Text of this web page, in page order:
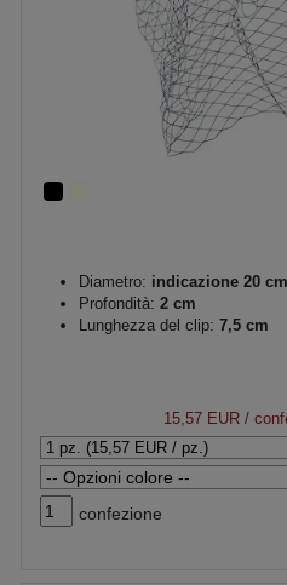
Diametro: indicazione 20 cm
Profondità: 2 cm
Lunghezza del clip: 7,5 cm
15,57 EUR/
confezione